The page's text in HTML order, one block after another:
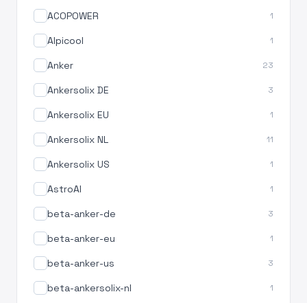
ACOPOWER 1
Alpicool 1
Anker 23
Ankersolix DE 3
Ankersolix EU 1
Ankersolix NL 11
Ankersolix US 1
AstroAI 1
beta-anker-de 3
beta-anker-eu 1
beta-anker-us 3
beta-ankersolix-nl 1